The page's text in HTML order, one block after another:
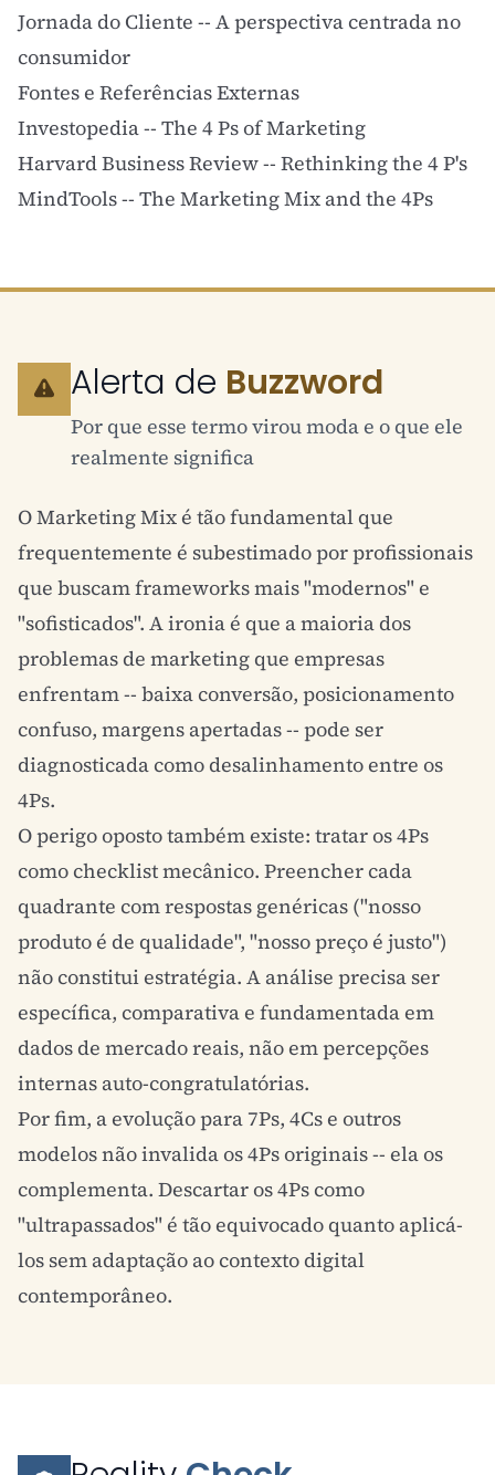
Jornada do Cliente -- A perspectiva centrada no
consumidor
Fontes e Referências Externas
Investopedia -- The 4 Ps of Marketing
Harvard Business Review -- Rethinking the 4 P's
MindTools -- The Marketing Mix and the 4Ps
Alerta de Buzzword
Por que esse termo virou moda e o que ele
realmente significa
O Marketing Mix é tão fundamental que
frequentemente é subestimado por profissionais
que buscam frameworks mais "modernos" e
"sofisticados". A ironia é que a maioria dos
problemas de marketing que empresas
enfrentam -- baixa conversão, posicionamento
confuso, margens apertadas -- pode ser
diagnosticada como desalinhamento entre os
4Ps.
O perigo oposto também existe: tratar os 4Ps
como checklist mecânico. Preencher cada
quadrante com respostas genéricas ("nosso
produto é de qualidade", "nosso preço é justo")
não constitui estratégia. A análise precisa ser
específica, comparativa e fundamentada em
dados de mercado reais, não em percepções
internas auto-congratulatórias.
Por fim, a evolução para 7Ps, 4Cs e outros
modelos não invalida os 4Ps originais -- ela os
complementa. Descartar os 4Ps como
"ultrapassados" é tão equivocado quanto aplicá-
los sem adaptação ao contexto digital
contemporâneo.